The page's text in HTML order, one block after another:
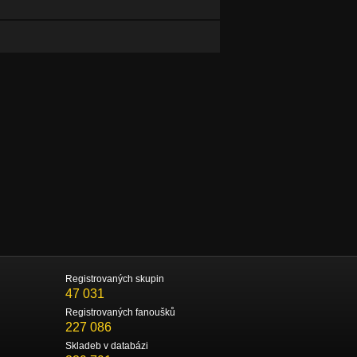
Registrovaných skupin
47 031
Registrovaných fanoušků
227 086
Skladeb v databázi